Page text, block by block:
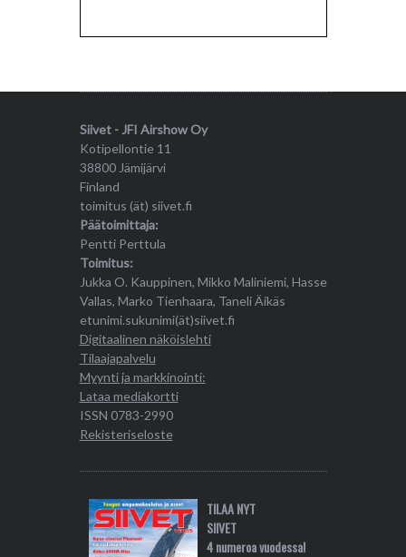
Siivet - JFI Airshow Oy
Kotipellontie 11
38800 Jämijärvi
Finland
toimitus (ät) siivet.fi
Päätoimittaja:
Pentti Perttula
Toimitus:
Jukka O. Kauppinen, Mikko Maliniemi, Hasse
Vallas, Marko Tienhaara, Taneli Äikäs
etunimi.sukunimi(ät)siivet.fi
Digitaalinen näköislehti
Tilaajapalvelu
Myynti ja markkinointi:
Lataa mediakortti
ISSN 0783-2990
Rekisteriseloste
TILAA NYT
SIIVET
4 numeroa vuodessa!